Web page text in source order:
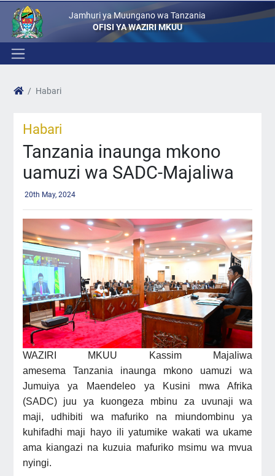
Jamhuri ya Muungano wa Tanzania
OFISI YA WAZIRI MKUU
Habari
Habari
Tanzania inaunga mkono
uamuzi wa SADC-Majaliwa
20th May, 2024
WAZIRI MKUU Kassim Majaliwa
amesema Tanzania inaunga mkono uamuzi wa
Jumuiya ya Maendeleo ya Kusini mwa Afrika
(SADC) juu ya kuongeza mbinu za uvunaji wa
maji, udhibiti wa mafuriko na miundombinu ya
kuhifadhi maji
hayo iliyatumike wakati wa ukame
ama kiangazi na kuzuia mafuriko msimu wa mvua
nyingi.